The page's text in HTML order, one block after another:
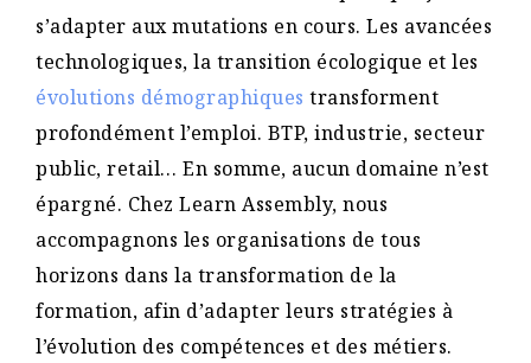
s’adapter aux mutations en cours. Les avancées
technologiques, la transition écologique et les
évolutions démographiques transforment
profondément l’emploi. BTP, industrie, secteur
public, retail… En somme, aucun domaine n’est
épargné. Chez Learn Assembly, nous
accompagnons les organisations de tous
horizons dans la transformation de la
formation, afin d’adapter leurs stratégies à
l’évolution des compétences et des métiers.